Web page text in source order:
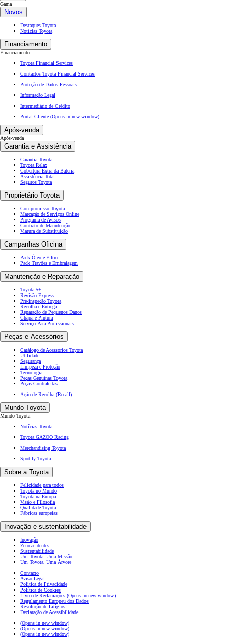
Gama
Novos
Destaques Toyota
Notícias Toyota
Financiamento
Financiamento
Toyota Financial Services
Contactos Toyota Financial Services
Proteção de Dados Pessoais
Informação Legal
Intermediário de Crédito
Portal Cliente (Opens in new window)
Após-venda
Após-venda
Garantia e Assistência
Garantia Toyota
Toyota Relax
Cobertura Extra da Bateria
Assistência Total
Seguros Toyota
Proprietário Toyota
Compromisso Toyota
Marcação de Serviços Online
Programa de Avisos
Contrato de Manutenção
Viatura de Substituição
Campanhas Oficina
Pack Óleo e Filtro
Pack Travões e Embraiagem
Manutenção e Reparação
Toyota 5+
Revisão Express
Pré-inspeção Toyota
Recolha e Entrega
Reparação de Pequenos Danos
Chapa e Pintura
Serviço Para Profissionais
Peças e Acessórios
Catálogo de Acessórios Toyota
Utilidade
Segurança
Limpeza e Proteção
Tecnologia
Peças Genuínas Toyota
Peças Contrafeitas
Ação de Recolha (Recall)
Mundo Toyota
Mundo Toyota
Notícias Toyota
Toyota GAZOO Racing
Merchandising Toyota
Spotify Toyota
Sobre a Toyota
Felicidade para todos
Toyota no Mundo
Toyota na Europa
Visão e Filosofia
Qualidade Toyota
Fábricas europeias
Inovação e sustentabilidade
Inovação
Zero acidentes
Sustentabilidade
Um Toyota, Uma Missão
Um Toyota, Uma Árvore
Contacto
Aviso Legal
Política de Privacidade
Política de Cookies
Livro de Reclamações (Opens in new window)
Regulamento Europeu dos Dados
Resolução de Litígios
Declaração de Acessibilidade
(Opens in new window)
(Opens in new window)
(Opens in new window)